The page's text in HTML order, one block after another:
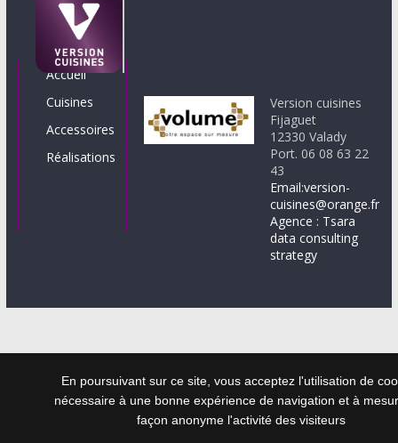
Accueil
Cuisines
Accessoires
Réalisations
Version cuisines
Fijaguet
12330 Valady
Port. 06 08 63 22
43
Email:version-
cuisines@orange.fr
Agence : Tsara
data consulting
strategy
En poursuivant sur ce site, vous acceptez l'utilisation de
nécessaire à une bonne expérience de navigation et à
façon anonyme l'activité des visiteurs